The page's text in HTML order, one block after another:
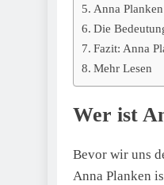
Anna
Die
Fazit: Anna
Mehr Lesen
Wer ist
Bevor wir uns
Anna Planken